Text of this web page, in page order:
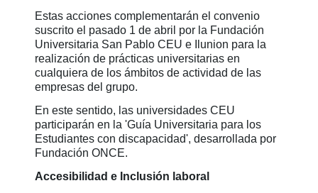
Estas acciones complementarán el convenio
suscrito el pasado 1 de abril por la Fundación
Universitaria San Pablo CEU e Ilunion para la
realización de prácticas universitarias en
cualquiera de los ámbitos de actividad de las
empresas del grupo.
En este sentido, las universidades CEU
participarán en la 'Guía Universitaria para los
Estudiantes con discapacidad', desarrollada por
Fundación ONCE.
Accesibilidad e Inclusión laboral